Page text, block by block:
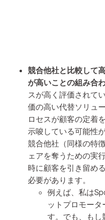
競合他社と比較して
が高いことの組み合
スが高く評価されて
価の高い代替ソリュ
ロセスが顧客の定着
示唆している可能性
競合他社（同様の特
ェアを奪うための実
時に顧客を引き留め
必要があります。
例えば、私は
ットプロモータ
す。でも、もし